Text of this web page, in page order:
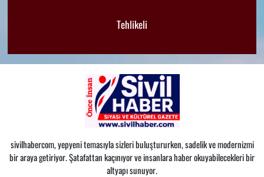
Tehlikeli
sivilhabercom, yepyeni temasıyla sizleri buluştururken, sadelik ve modernizmi
bir araya getiriyor. Şatafattan kaçınıyor ve insanlara haber okuyabilecekleri bir
altyapı sunuyor.